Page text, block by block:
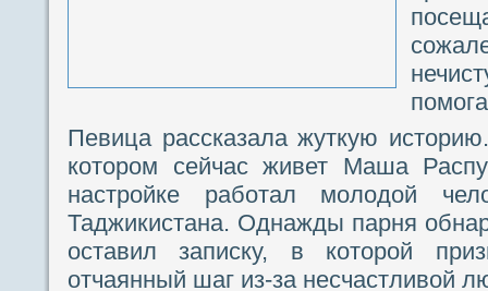
Певица рассказала жуткую
котором сейчас живет Маша
настройке работал молодой
Таджикистана. Однажды парня
оставил записку, в которой
отчаянный шаг из-за несчастливой